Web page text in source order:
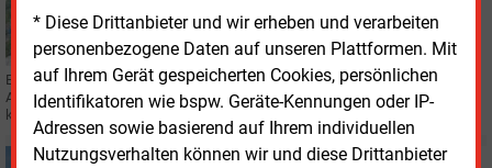
* Diese Drittanbieter und wir erheben und verarbeiten
personenbezogene Daten auf unseren Plattformen. Mit
auf Ihrem Gerät gespeicherten Cookies, persönlichen
Identifikatoren wie bspw. Geräte-Kennungen oder IP-
Adressen sowie basierend auf Ihrem individuellen
Nutzungsverhalten können wir und diese Drittanbieter
Uniper plant Demo-Cracker mit Thyssenkrupp Uhde
Eine Demonstrationsanlage im Norden Gelsenkirchens soll zeigen, wie
Ammoniak als Transportmedium für Wasserstoff rückverwandelt werden
kann – mit Technik von Thyssenkrupp Uhde.
Mittwoch, 9.04.2025, 12:58